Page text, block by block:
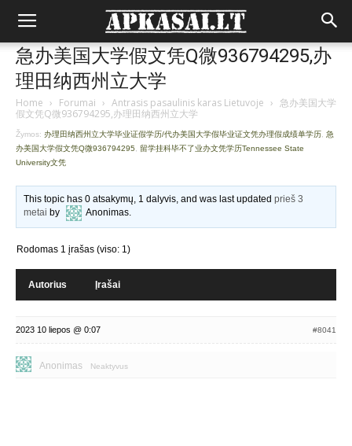
急办美国大学假文凭Q微936794295,办
理田纳西州立大学
Home › Forumai › Antrasis pasaulinis karas Lietuvoje › 急办美国大学
假文凭Q微936794295,办理田纳西州立大学
Žymos: 办理田纳西州立大学毕业证假学历/代办美国大学假毕业证文凭办理假成绩单学历 急
办美国大学假文凭Q微936794295
留学挂科毕不了业办文凭学历Tennessee State
University文凭
This topic has 0 atsakymų, 1 dalyvis, and was last updatedprieš 3
metai by Anonimas.
Rodomas 1 įrašas (viso: 1)
Autorius Įrašai
2023 10 liepos @ 0:07 #8041
Anonimas Neaktyvus